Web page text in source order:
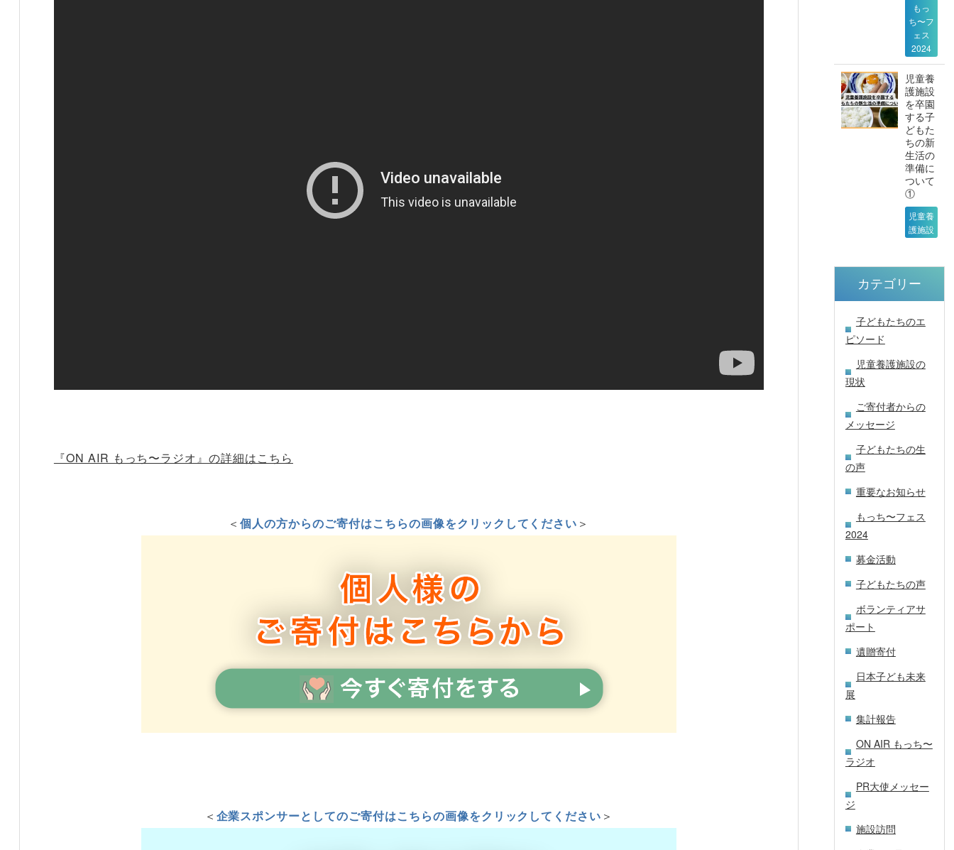
『ON AIR もっち〜ラジオ』の詳細はこちら
＜個人の方からのご寄付はこちらの画像をクリックしてください ＞
＜ 企業スポンサーとしてのご寄付はこちらの画像をクリックしてください ＞
もっ
ち〜フ
ェス
2024
児童養
護施設
を卒園
する子
どもた
ちの新
生活の
準備に
ついて
①
児童養
護施設
カテゴリー
子どもたちのエ
ピソード
児童養護施設の
現状
ご寄付者からの
メッセージ
子どもたちの生
の声
重要なお知らせ
もっち〜フェス
2024
募金活動
子どもたちの声
ボランティアサ
ポート
遺贈寄付
日本子ども未来
展
集計報告
ON AIR もっち〜
ラジオ
PR大使メッセー
ジ
施設訪問